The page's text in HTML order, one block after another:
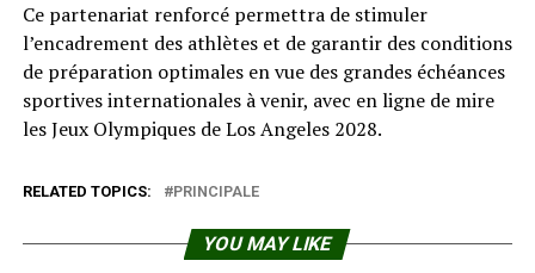
Ce partenariat renforcé permettra de stimuler
l’encadrement des athlètes et de garantir des conditions
de préparation optimales en vue des grandes échéances
sportives internationales à venir, avec en ligne de mire
les Jeux Olympiques de Los Angeles 2028.
RELATED TOPICS: PRINCIPALE
YOU MAY LIKE